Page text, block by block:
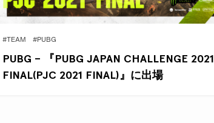
#TEAM #PUBG
PUBG – 『PUBG JAPAN CHALLENGE 2021
FINAL(PJC 2021 FINAL)』に出場